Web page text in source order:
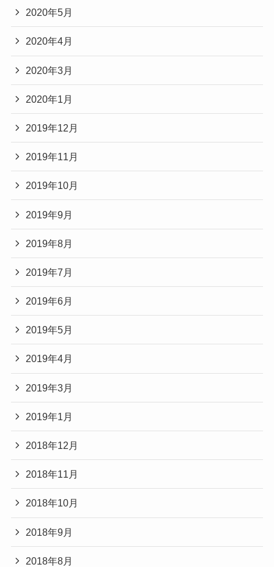
2020年5月
2020年4月
2020年3月
2020年1月
2019年12月
2019年11月
2019年10月
2019年9月
2019年8月
2019年7月
2019年6月
2019年5月
2019年4月
2019年3月
2019年1月
2018年12月
2018年11月
2018年10月
2018年9月
2018年8月